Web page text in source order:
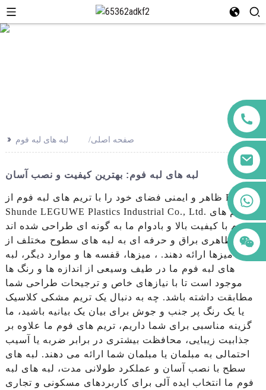
+86 123456789122
>> صفحه اصلی لبه های لبه فوم
لبه های لبه فوم: بهترین کیفیت و نصب آسان
ظاهر و ایمنی فضای خود را با تریم های لبه فوم از Foshan
Shunde LEGUWE Plastics Industrial Co., Ltd. تریم های
فوم با کیفیت بالا و بادوام ما به گونه ای طراحی شده اند
که ظاهری براق و حرفه ای به لبه های سطوح مختلف از
جمله میزها ارائه دهند. ، میزها، قفسه ها و موارد دیگر، لبه
های لبه فوم ما در طیف وسیعی از اندازه ها و رنگ ها
موجود است تا با نیازهای خاص و ترجیحات طراحی شما
مطابقت داشته باشد. چه به دنبال یک تریم مشکی کلاسیک
یا یک رنگ پر جنب و جوش برای بیان یک بیانیه باشید، ما
گزینه مناسبی برای شما داریم، تریم های فوم ما علاوه بر
جذابیت زیبایی، محافظت بیشتری در برابر ضربه یا آسیب
احتمالی به مبلمان یا مبلمان شما ارائه می دهند. لبه های
سطح با نصب آسان و عملکرد طولانی مدت، لبه های لبه
فوم ما انتخاب ایده آلی برای کاربردهای مسکونی و تجاری